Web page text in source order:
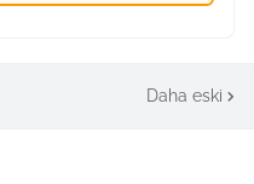
Daha eski